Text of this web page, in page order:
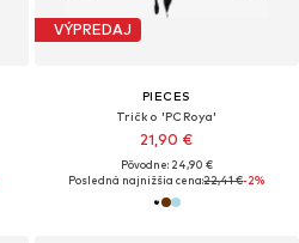
VÝPREDAJ
PIECES
Tričko 'PCRoya'
21,90 €
Pôvodne: 24,90 €
Posledná najnižšia cena:22,41 €-2%